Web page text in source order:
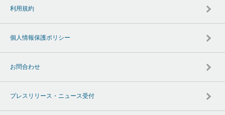
利用規約
個人情報保護ポリシー
お問合わせ
プレスリリース・ニュース受付